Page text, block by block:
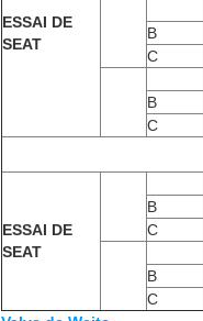
ESSAI DE
SEAT
B
C
B
C
ESSAI DE
SEAT
B
C
B
C